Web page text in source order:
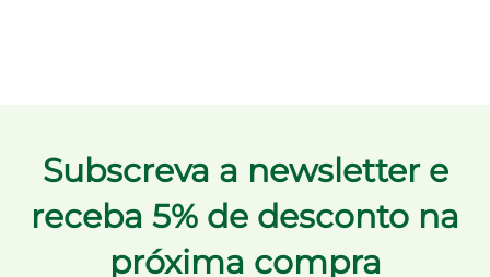
Subscreva a newsletter e
receba 5% de desconto na
próxima compra